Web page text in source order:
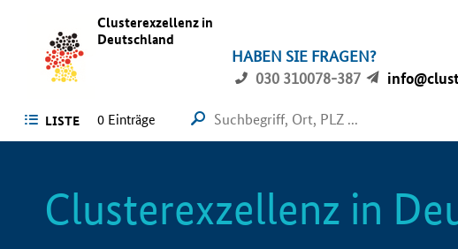
Clusterexzellenz in
Deutschland
HABEN SIE FRAGEN?
030 310078-387
LISTE 0 Einträge
Clusterexzellenz in